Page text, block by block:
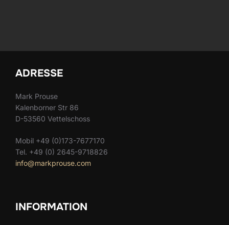
ADRESSE
Mark Prouse
Kalenborner Str 86
D-53560 Vettelschoss
Mobil +49 (0)173-7677170
Tel. +49 (0) 2645-9718826
info@markprouse.com
INFORMATION